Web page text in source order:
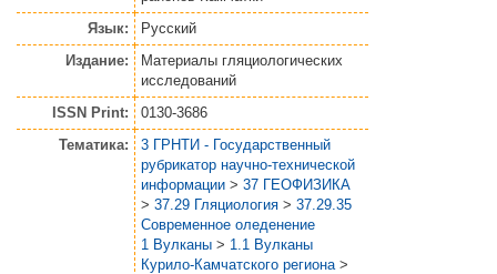
Язык:
Русский
Издание:
Материалы гляциологических
исследований
ISSN Print:
0130-3686
Тематика:
3 ГРНТИ - Государственный
рубрикатор научно-технической
информации > 37 ГЕОФИЗИКА
> 37.29 Гляциология > 37.29.35
Современное оледенение
1 Вулканы > 1.1 Вулканы
Курило-Камчатского региона >